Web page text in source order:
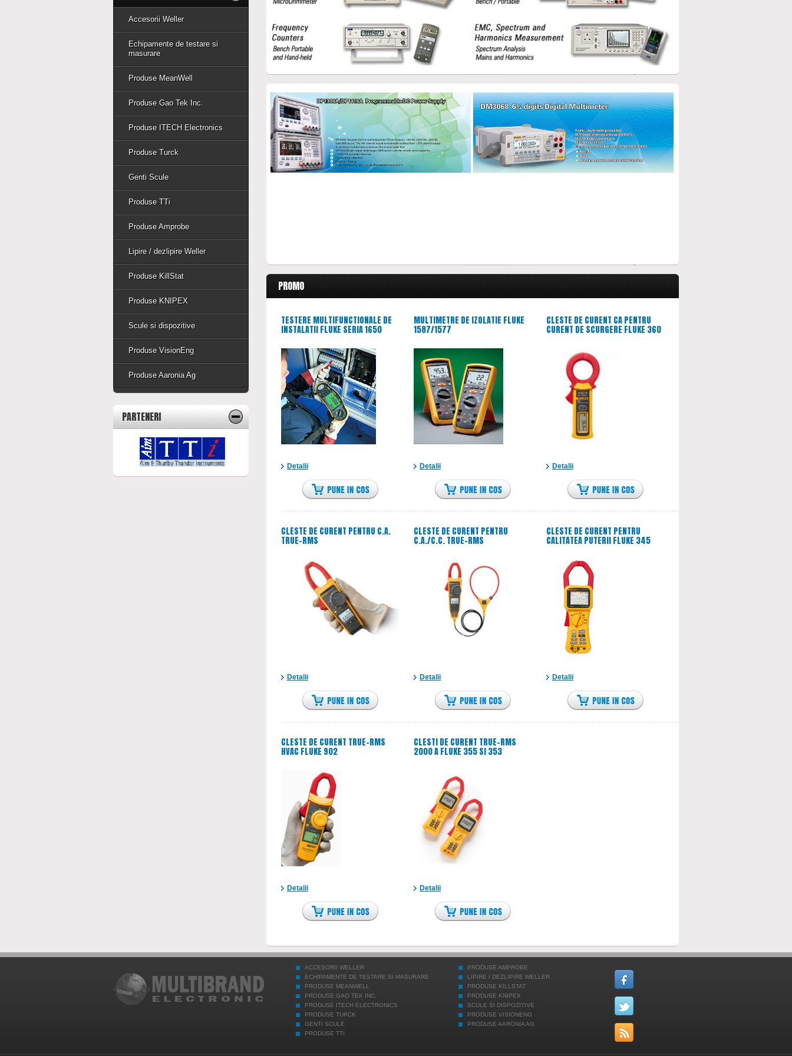
Accesorii Weller
Echipamente de testare si
masurare
Produse MeanWell
Produse Gao Tek Inc.
Produse ITECH Electronics
Produse Turck
Genti Scule
Produse TTi
Produse Amprobe
Lipire / dezlipire Weller
Produse KillStat
Produse KNIPEX
Scule si dispozitive
Produse VisionEng
Produse Aaronia Ag
PARTENERI
PROMO
TESTERE MULTIFUNCTIONALE DE
INSTALATII FLUKE SERIA 1650
Detalii
MULTIMETRE DE IZOLATIE FLUKE
1587/1577
Detalii
CLESTE DE CURENT CA PENTRU
CURENT DE SCURGERE FLUKE 360
Detalii
CLESTE DE CURENT PENTRU C.A.
TRUE-RMS
Detalii
CLESTE DE CURENT PENTRU
C.A./C.C. TRUE-RMS
Detalii
CLESTE DE CURENT PENTRU
CALITATEA PUTERII FLUKE 345
Detalii
CLESTE DE CURENT TRUE-RMS
HVAC FLUKE 902
Detalii
CLESTI DE CURENT TRUE-RMS
2000 A FLUKE 355 SI 353
Detalii
ACCESORII WELLER
ECHIPAMENTE DE TESTARE SI MASURARE
PRODUSE MEANWELL
PRODUSE GAO TEK INC.
PRODUSE ITECH ELECTRONICS
PRODUSE TURCK
GENTI SCULE
PRODUSE TTI
PRODUSE AMPROBE
LIPIRE / DEZLIPIRE WELLER
PRODUSE KILLSTAT
PRODUSE KNIPEX
SCULE SI DISPOZITIVE
PRODUSE VISIONENG
PRODUSE AARONIA AG